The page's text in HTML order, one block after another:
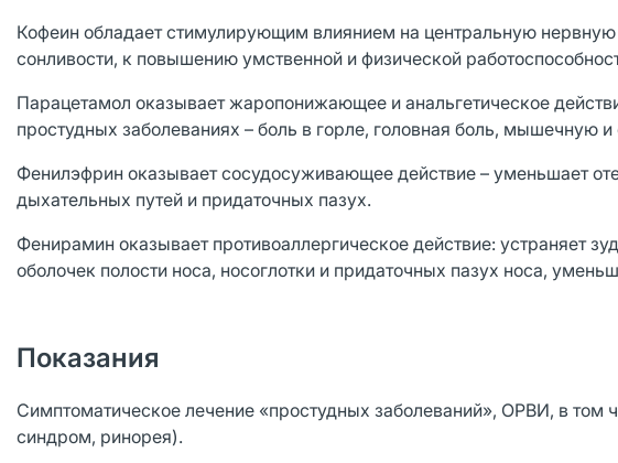
Кофеин обладает стимулирующим влиянием на центральную
сонливости, к повышению умственной и физической
Парацетамол оказывает жаропонижающее и анальгетическое
простудных заболеваниях – боль в горле, головная боль, мышечную
Фенилэфрин оказывает сосудосуживающее действие – уменьшает
дыхательных путей и придаточных пазух.
Фенирамин оказывает противоаллергическое действие: устраняет
оболочек полости носа, носоглотки и придаточных пазух носа,
Показания
Симптоматическое лечение «простудных заболеваний», ОРВИ, в том
синдром, ринорея).